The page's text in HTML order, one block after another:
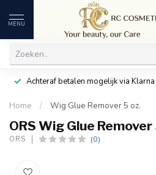
MENU
Achteraf betalen mogelijk via Klarna
Home / Wig Glue Remover 5 oz.
ORS Wig Glue Remover
ORS (0)